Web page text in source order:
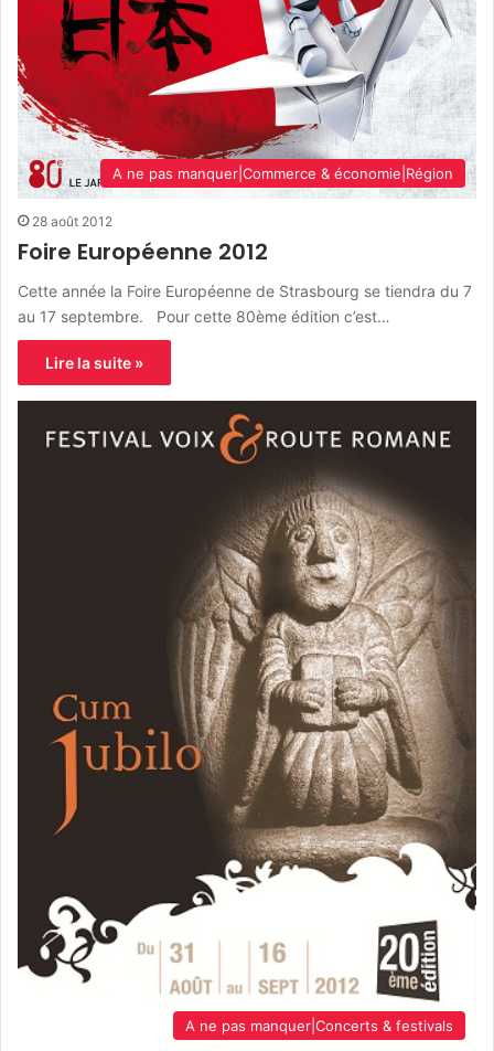
A ne pas manquer|Commerce & économie|Région
28 août 2012
Foire Européenne 2012
Cette année la Foire Européenne de Strasbourg se tiendra du 7
au 17 septembre. Pour cette 80ème édition c’est…
Lire la suite »
A ne pas manquer|Concerts & festivals